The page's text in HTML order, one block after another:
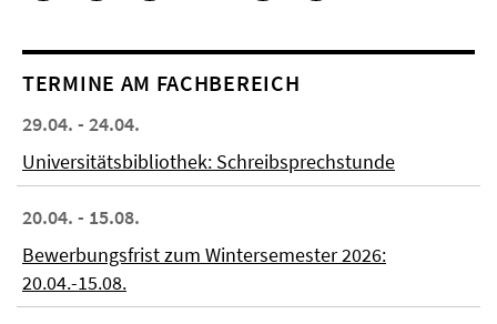
TERMINE AM FACHBEREICH
29.04. - 24.04.
Universitätsbibliothek: Schreibsprechstunde
20.04. - 15.08.
Bewerbungsfrist zum Wintersemester 2026:
20.04.-15.08.